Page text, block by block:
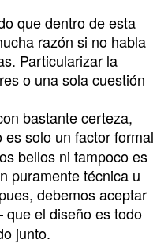
que dentro de esta
razón si no habla
Particularizar la
o una sola cuestión
bastante certeza,
es solo un factor formal
bellos ni tampoco es
puramente técnica u
debemos aceptar
que el diseño es todo
junto.